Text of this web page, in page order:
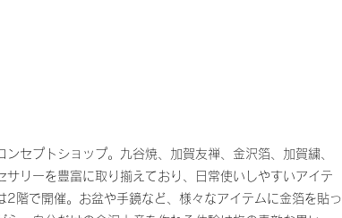
セプトショップ。九谷焼、加賀友禅、金沢箔、加賀繍、
リーを豊富に取り揃えており、日常使いしやすいアイテ
階で開催。お盆や手鏡など、様々なアイテムに金箔を貼っ